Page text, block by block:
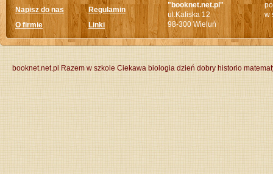
Napisz do nas
Regulamin
O firmie
Linki
"booknet.net.pl"
ul.Kaliska 12
98-300 Wieluń
w
booknet.net.pl Razem w szkole Ciekawa biologia dzień dobry historio